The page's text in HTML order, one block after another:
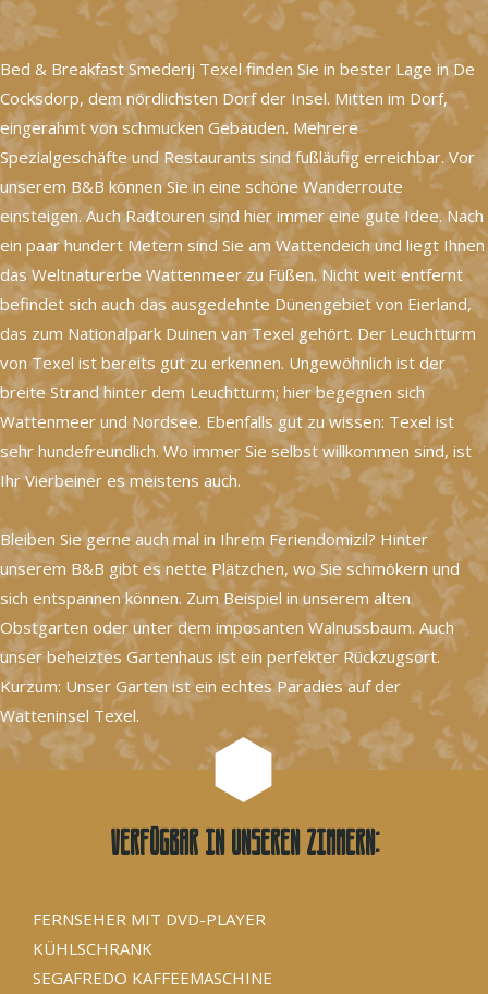
Bed & Breakfast Smederij Texel finden Sie in bester Lage in De
Cocksdorp, dem nördlichsten Dorf der Insel. Mitten im Dorf,
eingerahmt von schmucken Gebäuden. Mehrere
Spezialgeschäfte und Restaurants sind fußläufig erreichbar. Vor
unserem B&B können Sie in eine schöne Wanderroute
einsteigen. Auch Radtouren sind hier immer eine gute Idee. Nach
ein paar hundert Metern sind Sie am Wattendeich und liegt Ihnen
das Weltnaturerbe Wattenmeer zu Füßen. Nicht weit entfernt
befindet sich auch das ausgedehnte Dünengebiet von Eierland,
das zum Nationalpark Duinen van Texel gehört. Der Leuchtturm
von Texel ist bereits gut zu erkennen. Ungewöhnlich ist der
breite Strand hinter dem Leuchtturm; hier begegnen sich
Wattenmeer und Nordsee. Ebenfalls gut zu wissen: Texel ist
sehr hundefreundlich. Wo immer Sie selbst willkommen sind, ist
Ihr Vierbeiner es meistens auch.
Bleiben Sie gerne auch mal in Ihrem Feriendomizil? Hinter
unserem B&B gibt es nette Plätzchen, wo Sie schmökern und
sich entspannen können. Zum Beispiel in unserem alten
Obstgarten oder unter dem imposanten Walnussbaum. Auch
unser beheiztes Gartenhaus ist ein perfekter Rückzugsort.
Kurzum: Unser Garten ist ein echtes Paradies auf der
Watteninsel Texel.
Verfügbar in unseren Zimmern:
FERNSEHER MIT DVD-PLAYER
KÜHLSCHRANK
SEGAFREDO KAFFEEMASCHINE